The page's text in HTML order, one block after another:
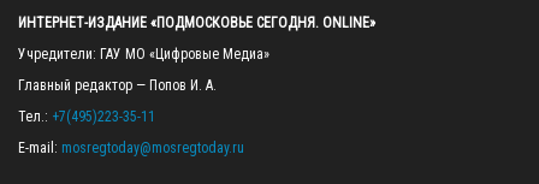
ИНТЕРНЕТ-ИЗДАНИЕ «ПОДМОСКОВЬЕ СЕГОДНЯ. ONLINE»
Учредители: ГАУ МО «Цифровые Медиа»
Главный редактор — Попов И. А.
Тел.: +7(495)223-35-11
E-mail: mosregtoday@mosregtoday.ru